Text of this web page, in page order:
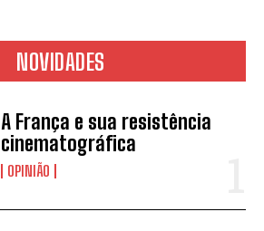
NOVIDADES
A França e sua resistência
cinematográfica
OPINIÃO